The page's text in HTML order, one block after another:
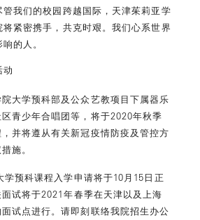
我们的校园跨越国际，天津茱莉亚学
紧密携手，共克时艰。我们心系世界
的人。
动
大学预科部及公众艺教项目下属器乐
青少年合唱团等，将于2020年秋季
并将遵从有关新冠疫情防疫及管控方
施。
学预科课程入学申请将于10月15日正
试将于2021年春季在天津以及上海
试点进行。请即刻联络我院招生办公